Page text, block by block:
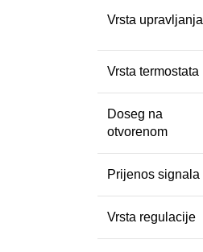
Vrsta upravljanja
Vrsta termostata
Doseg na
otvorenom
Prijenos signala
Vrsta regulacije